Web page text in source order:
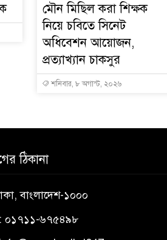
মৌন মিছিল করা শিক্ষক
নিয়ে চবিতে সিনেট
অধিবেশন আয়োজন,
প্রত্যাখ্যান চাকসুর
শনিবার, ৮ অগাস্ট, ২০২৬
ঠিকানা
বাংলাদেশ-১০০০
০১৭১১-৬৭৫৪৯৮